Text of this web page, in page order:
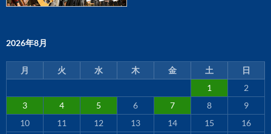
2026年8月
月 火 水 木 金 土
日
1
2
3
4 5 6 7 8
9
10
11 12 13 14 15
16